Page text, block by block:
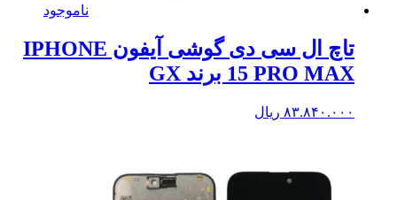
ناموجود
تاچ ال سی دی گوشی آیفون IPHONE
15 PRO MAX برند GX
۸۳.۸۴۰.۰۰۰ ریال